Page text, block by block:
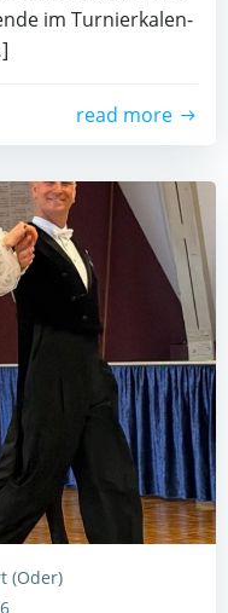
im Tur­nier­ka­len­
read more
(Oder)